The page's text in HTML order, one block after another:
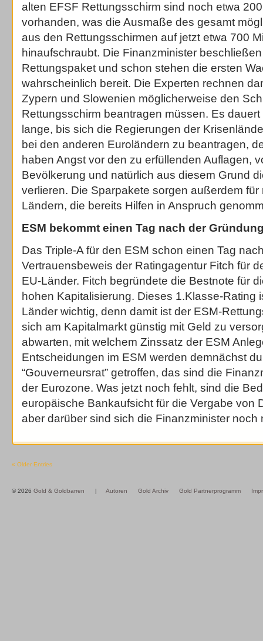
alten EFSF Rettungsschirm sind noch etwa
vorhanden, was die Ausmaße des gesamt
aus den Rettungsschirmen auf jetzt etwa 700
hinaufschraubt. Die Finanzminister
Rettungspaket und schon stehen die ersten
wahrscheinlich bereit. Die Experten rechnen
Zypern und Slowenien möglicherweise den
Rettungsschirm beantragen müssen. Es
lange, bis sich die Regierungen der
bei den anderen Euroländern zu beantragen,
haben Angst vor den zu erfüllenden Auflagen,
Bevölkerung und natürlich aus diesem Grund
verlieren. Die Sparpakete sorgen außerdem
Ländern, die bereits Hilfen in Anspruch
ESM bekommt einen Tag nach der
Das Triple-A für den ESM schon einen Tag
Vertrauensbeweis der Ratingagentur Fitch für
EU-Länder. Fitch begründete die Bestnote für
hohen Kapitalisierung. Dieses 1.Klasse-Rating
Länder wichtig, denn damit ist der ESM-
sich am Kapitalmarkt günstig mit Geld zu
abwarten, mit welchem Zinssatz der ESM
Entscheidungen im ESM werden demnächst
“Gouverneursrat” getroffen, das sind die
der Eurozone. Was jetzt noch fehlt, sind die
europäische Bankaufsicht für die Vergabe von
aber darüber sind sich die Finanzminister noch
« Older Entries
© 2026 Gold & Goldbarren | Autoren Gold Archiv Gold Partnerprogramm